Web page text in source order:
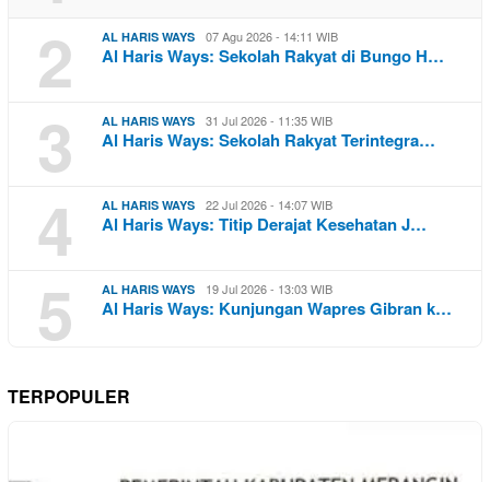
2 AL HARIS WAYS 07 Agu 2026 - 14:11 WIB
Al Haris Ways: Sekolah Rakyat di Bungo H…
3 AL HARIS WAYS 31 Jul 2026 - 11:35 WIB
Al Haris Ways: Sekolah Rakyat Terintegra…
4 AL HARIS WAYS 22 Jul 2026 - 14:07 WIB
Al Haris Ways: Titip Derajat Kesehatan J…
5 AL HARIS WAYS 19 Jul 2026 - 13:03 WIB
Al Haris Ways: Kunjungan Wapres Gibran k…
TERPOPULER